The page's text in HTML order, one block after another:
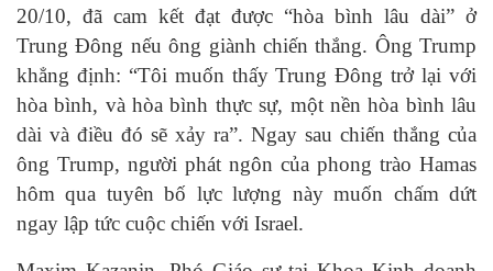
20/10, đã cam kết đạt được “hòa bình lâu dài” ở
Trung Đông nếu ông giành chiến thắng. Ông Trump
khẳng định: “Tôi muốn thấy Trung Đông trở lại với
hòa bình, và hòa bình thực sự, một nền hòa bình lâu
dài và điều đó sẽ xảy ra”. Ngay sau chiến thắng của
ông Trump, người phát ngôn của phong trào Hamas
hôm qua tuyên bố lực lượng này muốn chấm dứt
ngay lập tức cuộc chiến với Israel.